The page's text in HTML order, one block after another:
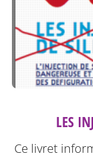
LES
Ce livret